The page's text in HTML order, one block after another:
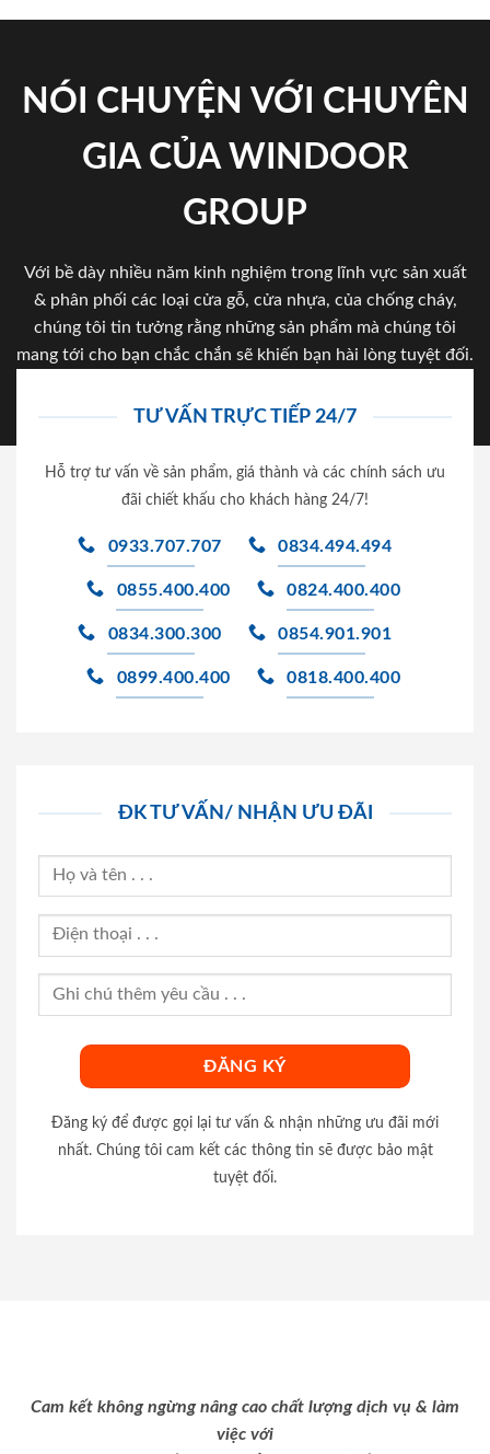
NÓI CHUYỆN VỚI CHUYÊN
GIA CỦA WINDOOR
GROUP
Với bề dày nhiều năm kinh nghiệm trong lĩnh vực sản xuất
& phân phối các loại cửa gỗ, cửa nhựa, của chống cháy,
chúng tôi tin tưởng rằng những sản phẩm mà chúng tôi
mang tới cho bạn chắc chắn sẽ khiến bạn hài lòng tuyệt đối.
TƯ VẤN TRỰC TIẾP 24/7
Hỗ trợ tư vấn về sản phẩm, giá thành và các chính sách ưu
đãi chiết khấu cho khách hàng 24/7!
0933.707.707 0834.494.494
0855.400.400 0824.400.400
0834.300.300 0854.901.901
0899.400.400 0818.400.400
ĐK TƯ VẤN/ NHẬN ƯU ĐÃI
Đăng ký để được gọi lại tư vấn & nhận những ưu đãi mới
nhất. Chúng tôi cam kết các thông tin sẽ được bảo mật
tuyệt đối.
Cam kết không ngừng nâng cao chất lượng dịch vụ & làm
việc với